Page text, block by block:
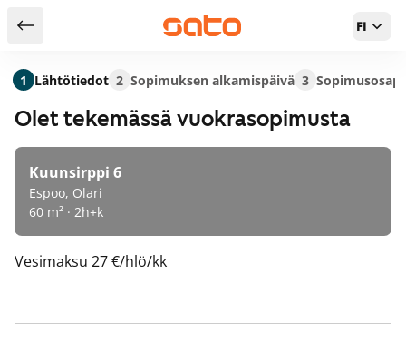
Takaisin hakutuloksiin FI
Olet tekemässä vuokrasopimusta
Kuunsirppi 6
Espoo, Olari
60 m² · 2h+k
Vesimaksu 27 €/hlö/kk
1 Lähtötiedot 2 Sopimuksen alkamispäivä 3